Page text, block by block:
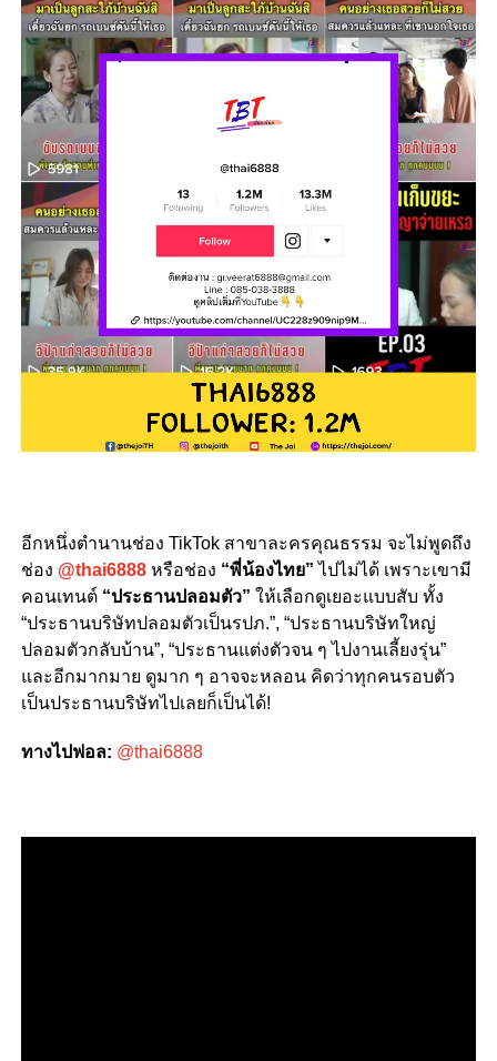
อีกหนึ่งตำนานช่อง TikTok สาขาละครคุณธรรม จะไม่พูดถึง
ช่อง @thai6888หรือช่อง “พี่น้องไทย”ไปไม่ได้ เพราะเขามี
คอนเทนต์ “ประธานปลอมตัว” ให้เลือกดูเยอะแบบสับ ทั้ง
“ประธานบริษัทปลอมตัวเป็นรปภ.”, “ประธานบริษัทใหญ่
ปลอมตัวกลับบ้าน”, “ประธานแต่งตัวจน ๆ ไปงานเลี้ยงรุ่น”
และอีกมากมาย ดูมาก ๆ อาจจะหลอน คิดว่าทุกคนรอบตัว
เป็นประธานบริษัทไปเลยก็เป็นได้!
ทางไปฟอล: @thai6888